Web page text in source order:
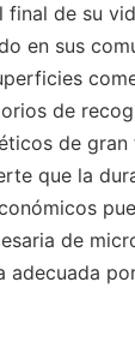
de su
en sus
de
de gran
que la
de
adecuada